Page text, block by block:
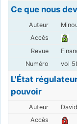
Ce que nous
vol
L'État
pouvoir